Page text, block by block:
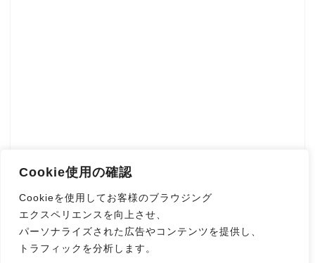
Cookie使用の確認
Cookieを使用してお客様のブラウジング
エクスペリエンスを向上させ、
パーソナライズされた広告やコンテンツを提供し、
トラフィックを分析します。